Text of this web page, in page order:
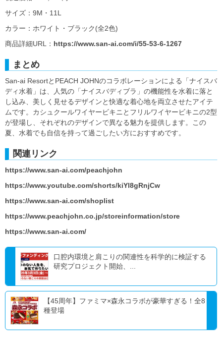
サイズ：9M・11L
カラー：ホワイト・ブラック(全2色)
商品詳細URL： https://www.san-ai.com/i/55-53-6-1267
まとめ
San-ai ResortとPEACH JOHNのコラボレーションによる「ナイスバ
ディ水着」は、人気の「ナイスバディブラ」の機能性を水着に落と
し込み、美しく見せるデザインと快適な着心地を両立させたアイテ
ムです。カシュクールワイヤービキニとフリルワイヤービキニの2型
が登場し、それぞれのデザインで異なる魅力を提供します。この
夏、水着でも自信を持って過ごしたい方におすすめです。
関連リンク
https://www.san-ai.com/peachjohn
https://www.youtube.com/shorts/kiYl8gRnjCw
https://www.san-ai.com/shoplist
https://www.peachjohn.co.jp/storeinformation/store
https://www.san-ai.com/
口腔内環境と肩こりの関連性を科学的に検証する
研究プロジェクト開始、...
【45周年】ファミマ×森永コラボが豪華すぎる！全8
種登場